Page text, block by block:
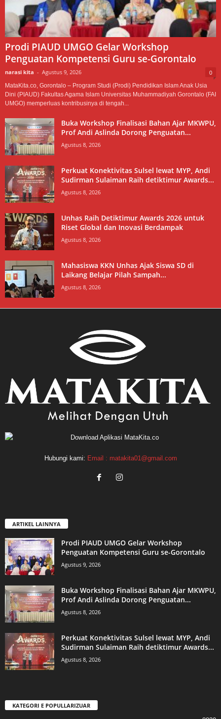
Prodi PIAUD UMGO Gelar Workshop
Penguatan Kompetensi Guru se-Gorontalo
narasi kita - Agustus 9, 2026 0
MataKita.co, Gorontalo – Program Studi (Prodi) Pendidikan Islam Anak Usia
Dini (PIAUD) Fakultas Agama Islam Universitas Muhammadiyah Gorontalo (FAI
UMGO) memperluas kontribusinya di tengah...
Buka Workshop Finalisasi Bahan Ajar MKWPU,
Prof Andi Aslinda Dorong Penguatan...
Agustus 8, 2026
Perkuat Konektivitas Sulsel lewat MYP, Andi
Sudirman Sulaiman Raih detiktimur Awards...
Agustus 8, 2026
Unhas Raih Detiktimur Awards 2026 untuk
Riset Global dan Inovasi Berdampak
Agustus 8, 2026
Mahasiswa KKN Unhas Ajak Siswa SD di
Laikang Belajar Pilah Sampah...
Agustus 8, 2026
Hubungi kami: Email : matakita01@gmail.com
ARTIKEL LAINNYA
Prodi PIAUD UMGO Gelar Workshop
Penguatan Kompetensi Guru se-Gorontalo
Agustus 9, 2026
Buka Workshop Finalisasi Bahan Ajar MKWPU,
Prof Andi Aslinda Dorong Penguatan...
Agustus 8, 2026
Perkuat Konektivitas Sulsel lewat MYP, Andi
Sudirman Sulaiman Raih detiktimur Awards...
Agustus 8, 2026
KATEGORI E POPULLARIZUAR